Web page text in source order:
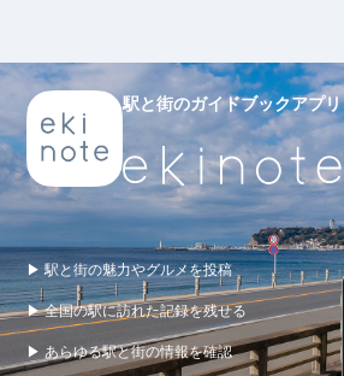
駅と街のガイドブックアプリ
▶ 駅と街の魅力やグルメを投稿
▶ 全国の駅に訪れた記録を残せる
▶ あらゆる駅と街の情報を確認